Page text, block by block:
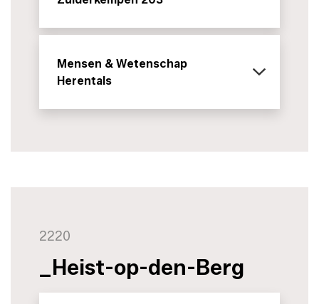
Mensen & Wetenschap
Herentals
2220
_Heist-op-den-Berg